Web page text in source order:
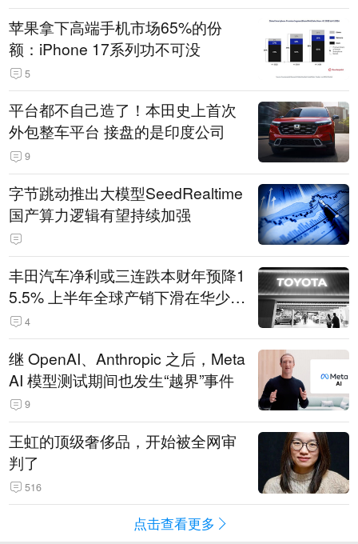
苹果拿下高端手机市场65%的份
额：iPhone 17系列功不可没
5
平台都不自己造了！本田史上首次
外包整车平台 接盘的是印度公司
9
字节跳动推出大模型SeedRealtime
国产算力逻辑有望持续加强
丰田汽车净利或三连跌本财年预降1
5.5% 上半年全球产销下滑在华少卖
14.3万辆
4
继 OpenAI、Anthropic 之后，Meta
AI 模型测试期间也发生“越界”事件
9
王虹的顶级奢侈品，开始被全网审
判了
516
点击查看更多